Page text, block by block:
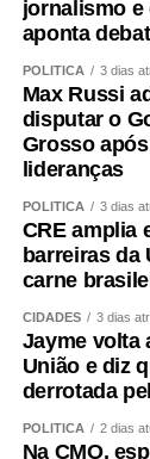
jornalismo
aponta
POLÍTICA 3 dias
Max Russi
disputar o
Grosso
lideranças
POLÍTICA 3 dias
CRE amplia
barreiras da
carne
CIDADES 3 dias
Jayme volta
União e diz
derrotada
POLÍTICA 2 dias
Na CMO,